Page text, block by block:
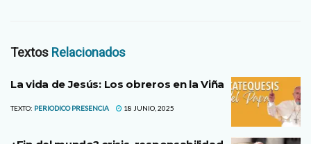
Textos Relacionados
La vida de Jesús: Los obreros en la Viña
TEXTO: PERIODICO PRESENCIA 18 JUNIO, 2025